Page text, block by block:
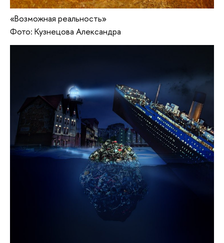
«Возможная реальность»
Фото: Кузнецова Александра